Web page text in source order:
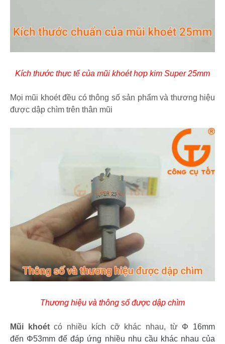
Kích thước thực tế của mũi khoét hợp kim Super 25mm
Mọi mũi khoét đều có thông số sản phẩm và thương hiệu
được dập chìm trên thân mũi
Thương hiệu và thông số được dập chìm
Mũi khoétcó nhiều kích cỡ khác nhau, từ Φ 16mm
đến Φ53mm để đáp ứng nhiều nhu cầu khác nhau của